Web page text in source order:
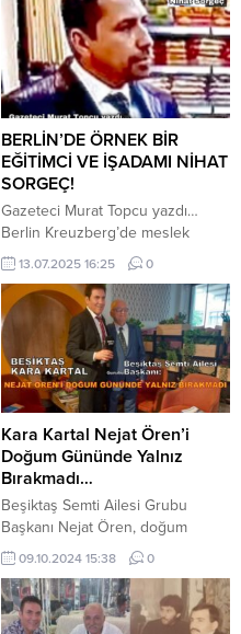
BERLİN’DE ÖRNEK BİR
EĞİTİMCİ VE İŞADAMI NİHAT
SORGEÇ!
Gazeteci Murat Topcu yazdı…
Berlin Kreuzberg’de meslek
okulu açan ve işleten Nihat
Sorgeç, otuz yıllık eğitimci,
işadamı BWK Bildung Berlin
Kreuzberg’de geçmişten bugüne
10 bin öğrenci mezun etmiştir. Bu
gençleri meslek sahibi yapmış,
meslek guruplarında hangi
meslekler var: – Tekstil – Aşçılık –
Polislik Daha nice bölümler ve
meslekler var,...
13.07.2025 16:25 0
Kara Kartal Nejat Ören’i
Doğum Gününde Yalnız
Bırakmadı…
Beşiktaş Semti Ailesi Grubu
Başkanı Nejat Ören, doğum
gününde grup yöneticileri ve
üyeleri tarafından büyük bir sevgi
ve coşkuyla karşılandı. Beşiktaş’ın
simgesi haline gelen Kara kartal,
09.10.2024 15:38 0